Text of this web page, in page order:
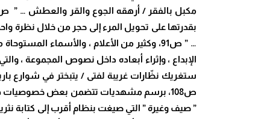
… ” ص91، وكثير من الأعلام ، والأسماء
الإبداع ، وإثراء أبعاده داخل نصوص المجموعة ،
ستغريك نظّارات غريبة لفتى / يتبختر في شوارع
ص108، برسم مشهديات تتضمن بعض خصوصيات
” صيف وغيرة ” التي صيغت بنظام أقرب إلى كتابة